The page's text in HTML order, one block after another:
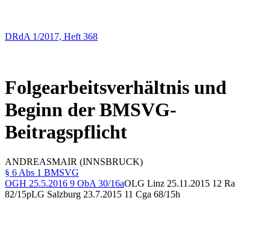
DRdA 1/2017, Heft 368
Folgearbeitsverhältnis und
Beginn der BMSVG-
Beitragspflicht
ANDREASMAIR (INNSBRUCK)
§ 6 Abs 1 BMSVG
OGH 25.5.2016 9 ObA 30/16aOLG Linz 25.11.2015 12 Ra
82/15pLG Salzburg 23.7.2015 11 Cga 68/15h